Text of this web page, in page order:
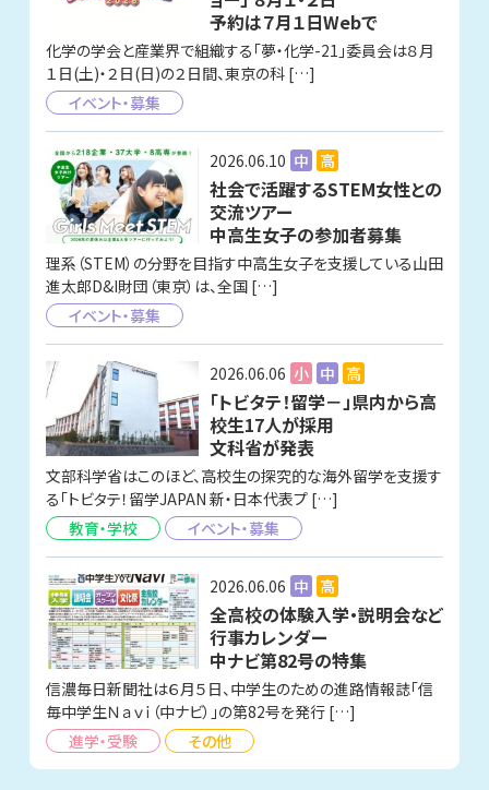
予約は７月１日Webで
化学の学会と産業界で組織する「夢・化学-21」委員会は８月
１日(土)・２日(日)の２日間、東京の科 […]
イベント・募集
2026.06.10 中 高
社会で活躍するSTEM女性との
交流ツアー
中高生女子の参加者募集
理系（STEM）の分野を目指す中高生女子を支援している山田
進太郎D&I財団（東京）は、全国 […]
イベント・募集
2026.06.06 小 中 高
「トビタテ！留学－」県内から高
校生17人が採用
文科省が発表
文部科学省はこのほど、高校生の探究的な海外留学を支援す
る「トビタテ！留学JAPAN 新・日本代表プ […]
教育・学校
イベント・募集
2026.06.06 中 高
全高校の体験入学・説明会など
行事カレンダー
中ナビ第82号の特集
信濃毎日新聞社は６月５日、中学生のための進路情報誌「信
毎中学生Ｎａｖｉ（中ナビ）」の第82号を発行 […]
進学・受験
その他